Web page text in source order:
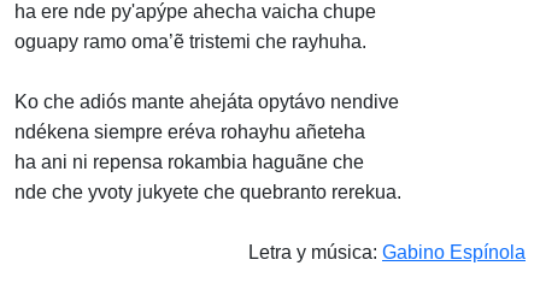
ha ere nde py'apýpe ahecha vaicha chupe
oguapy ramo oma’ẽ tristemi che rayhuha.
Ko che adiós mante ahejáta opytávo nendive
ndékena siempre eréva rohayhu añeteha
ha ani ni repensa rokambia haguãne che
nde che yvoty jukyete che quebranto rerekua.
Letra y música: Gabino Espínola